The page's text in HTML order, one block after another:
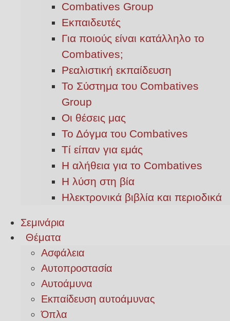
Combatives Group
Εκπαιδευτές
Για ποιούς είναι κατάλληλο το
Combatives;
Ρεαλιστική εκπαίδευση
Το Σύστημα του Combatives
Group
Οι θέσεις μας
Το Δόγμα του Combatives
Τί είπαν για εμάς
Η αλήθεια για το Combatives
Η λύση στη βία
Ηλεκτρονικά βιβλία και περιοδικά
Σεμινάρια
Θέματα
Ασφάλεια
Αυτοπροστασία
Αυτοάμυνα
Εκπαίδευση αυτοάμυνας
Όπλα